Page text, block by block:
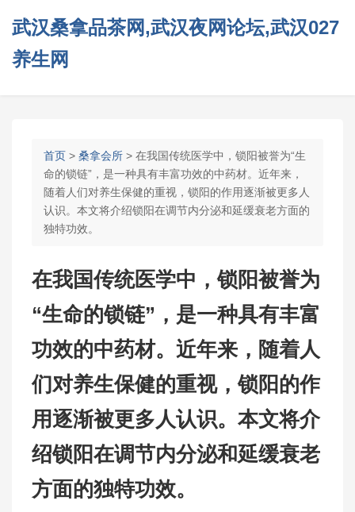
武汉桑拿品茶网,武汉夜网论坛,武汉027
养生网
首页 > 桑拿会所 > 在我国传统医学中，锁阳被誉为“生
命的锁链”，是一种具有丰富功效的中药材。近年来，
随着人们对养生保健的重视，锁阳的作用逐渐被更多人
认识。本文将介绍锁阳在调节内分泌和延缓衰老方面的
独特功效。
在我国传统医学中，锁阳被誉为
“生命的锁链”，是一种具有丰富
功效的中药材。近年来，随着人
们对养生保健的重视，锁阳的作
用逐渐被更多人认识。本文将介
绍锁阳在调节内分泌和延缓衰老
方面的独特功效。